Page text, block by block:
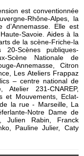
est conventionnée
Rhône-Alpes, la
d’Annemasse. Elle est
Savoie. Aides à la
de la scène-Friche-la
Scènes publiques-
Scène Nationale de
Annemasse, Citron
Les Ateliers Frappaz
– centre national de
231-CNAREP,
et Mouvements, Eclat-
la rue - Marseille, La
Notre Dame de
Julien Rabin, Franck
Pauline Julier, Caty